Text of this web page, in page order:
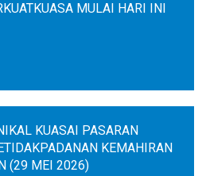
MULAI HARI INI
KUASAI PASARAN
KEMAHIRAN
(29 MEI 2026)